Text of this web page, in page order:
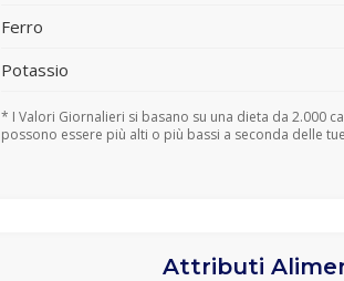
Ferro
Potassio
* I Valori Giornalieri si basano su una dieta da 2.000
possono essere più alti o più bassi a seconda delle
Attributi